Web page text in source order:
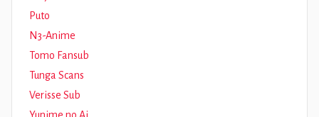
Puto
N3-Anime
Tomo Fansub
Tunga Scans
Verisse Sub